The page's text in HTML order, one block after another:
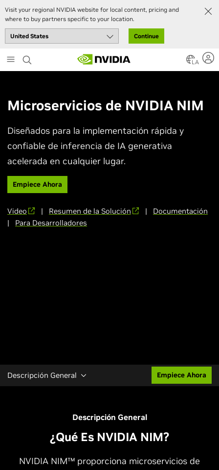
Visit your regional NVIDIA website for local content, pricing and
where to buy partners specific to your location.
Continue
to
main
LA
Microservicios de NVIDIA NIM
Diseñados para la implementación rápida y
confiable de inferencia de IA generativa
acelerada en cualquier lugar.
Empiece Ahora
Video | Resumen de la Solución | Documentación
| Para Desarrolladores
Descripción General Empiece Ahora
Descripción General
¿Qué Es NVIDIA NIM?
NVIDIA NIM™ proporciona microservicios de